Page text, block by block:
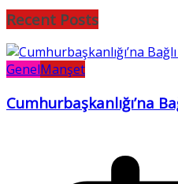
Recent Posts
GenelManşet
Cumhurbaşkanlığı’na